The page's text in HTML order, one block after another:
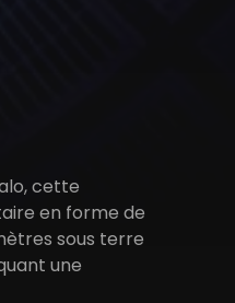
cette
en forme de
sous terre
une